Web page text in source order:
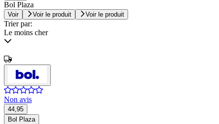
Bol Plaza
Voir Voir le produit Voir le produit
Trier par:
Le moins cher
Non avis
44,95
Bol Plaza